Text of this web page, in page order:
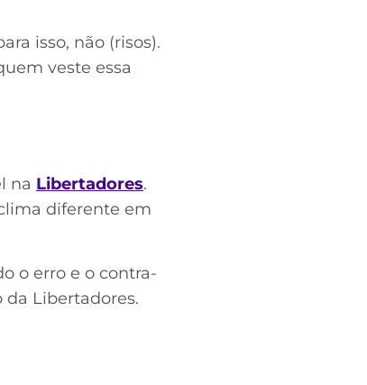
isso, não (risos).
veste essa
na Libertadores.
diferente em
o erro e o contra-
Libertadores.